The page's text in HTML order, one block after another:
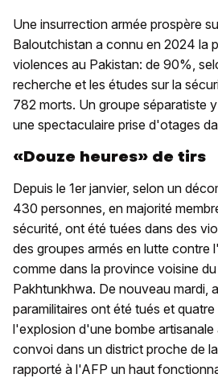
Une insurrection armée prospère
Baloutchistan a connu en 2024 la
violences au Pakistan: de 90%,
recherche et les études sur la
782 morts. Un groupe séparatiste
une spectaculaire prise d'otages
«Douze heures» de tirs
Depuis le 1er janvier, selon un
430 personnes, en majorité
sécurité, ont été tuées dans des
des groupes armés en lutte contre
comme dans la province voisine
Pakhtunkhwa. De nouveau mardi,
paramilitaires ont été tués et
l'explosion d'une bombe artisanale
convoi dans un district proche de
rapporté à l'AFP un haut